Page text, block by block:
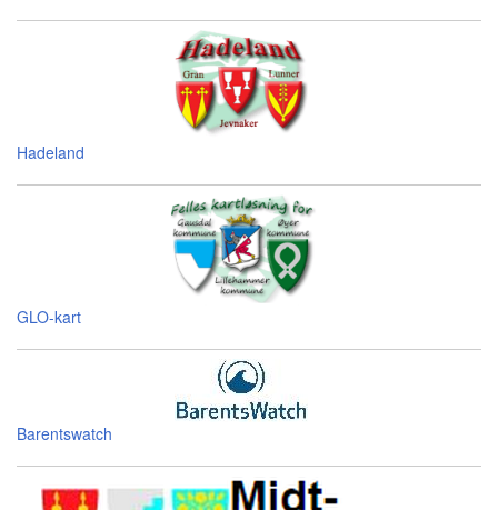
Hadeland
GLO-kart
Barentswatch